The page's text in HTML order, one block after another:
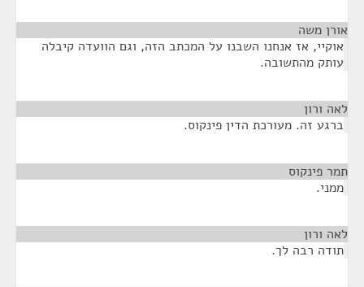
אורן משה
אוקיי, אז אנחנו השבנו על המכתב הזה, וגם הוועדה קיבלה
עותק מהתשובה.
לאה ורון
ברגע זה. מעורכת הדין פינקוס.
תמר פינקוס
ממני.
לאה ורון
תודה רבה לך.